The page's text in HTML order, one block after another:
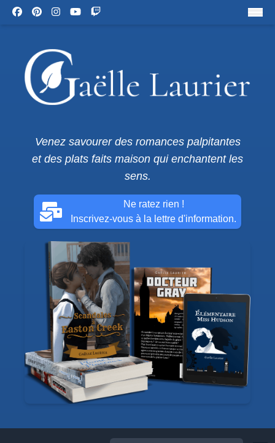
Venez savourer des romances palpitantes
et des plats faits maison qui enchantent les
sens.
Ne ratez rien !
Inscrivez-vous à la lettre d'information.